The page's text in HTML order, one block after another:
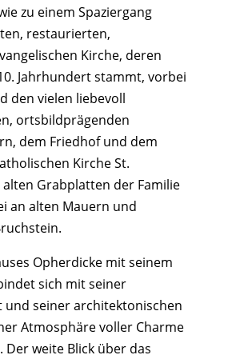
zu einem Spaziergang
restaurierten,
Kirche, deren
Jahrhundert stammt, vorbei
den vielen liebevoll
ortsbildprägenden
dem Friedhof und dem
Kirche St.
Grabplatten der Familie
an alten Mauern und
Opherdicke mit seinem
sich mit seiner
und seiner architektonischen
Atmosphäre voller Charme
weite Blick über das